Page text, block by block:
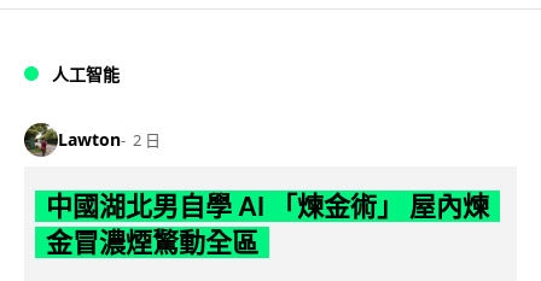
人工智能
Lawton 2 日
中國湖北男自學 AI 「煉金術」 屋內煉
金冒濃煙驚動全區